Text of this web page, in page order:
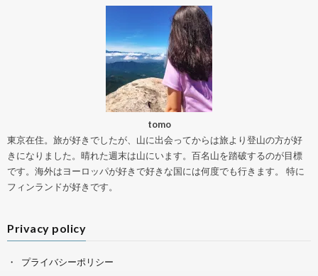
tomo
東京在住。旅が好きでしたが、山に出会ってからは旅より登山の方が好
きになりました。晴れた週末は山にいます。百名山を踏破するのが目標
です。海外はヨーロッパが好きで好きな国には何度でも行きます。 特に
フィンランドが好きです。
Privacy policy
プライバシーポリシー